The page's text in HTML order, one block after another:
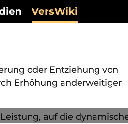
VersWiki
oder Entziehung von
Erhöhung anderweitiger
auf die